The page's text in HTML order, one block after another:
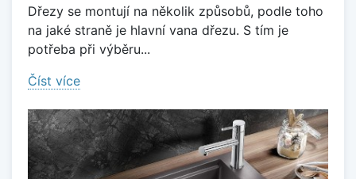
Dřezy se montují na několik způsobů, podle toho
na jaké straně je hlavní vana dřezu. S tím je
potřeba při výběru...
Číst více